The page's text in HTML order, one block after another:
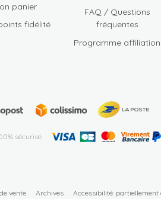
panier
fidélité
FAQ / Questions
fréquentes
Programme affiliation
sécurisé
vente Archives Accessibilité: partiellement